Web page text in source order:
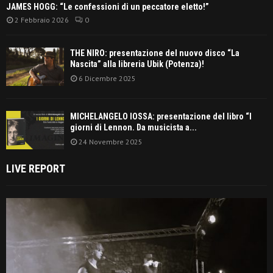
JAMES HOGG: “Le confessioni di un peccatore eletto!”
2 Febbraio 2026 0
THE NIRO: presentazione del nuovo disco “La
Nascita” alla libreria Ubik (Potenza)!
6 Dicembre 2025
MICHELANGELO IOSSA: presentazione del libro “I
giorni di Lennon. Da musicista a...
24 Novembre 2025
LIVE REPORT